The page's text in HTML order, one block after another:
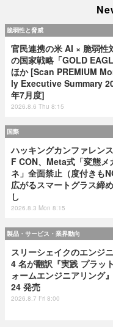
脆弱性と脅威
官民連携の米 AI × 脆弱性
の国家戦略「GOLD
ほか [Scan PREMIUM
ly Executive Summary
年7月度]
2026.8.6 Thu 8:15
国際
ハッキングカンファレン
F CON、Meta式「変態メ
ネ」全面禁止（度付きも
広がるスマートグラス締
し
2026.8.3 Mon 8:15
製品・サービス・業界動向
スリーシェイクのエンジ
4 名が翻訳『実践 プラッ
ォームエンジニアリング
24 発売
2026.8.7 Fri 8:00